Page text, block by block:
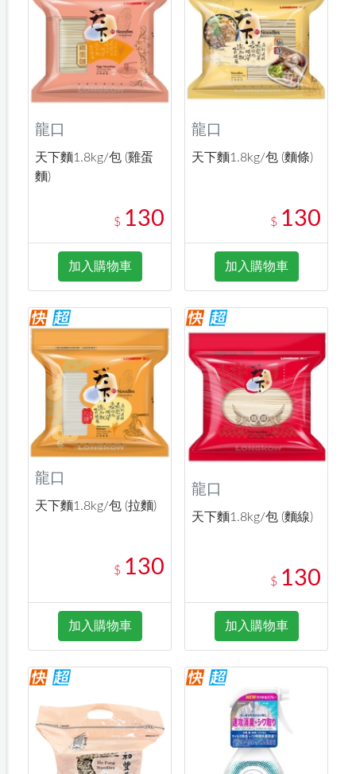
龍口
天下麵1.8kg/包 (雞蛋
麵)
$ 130
加入購物車
龍口
天下麵1.8kg/包 (麵條)
$ 130
加入購物車
龍口
天下麵1.8kg/包 (拉麵)
$ 130
加入購物車
龍口
天下麵1.8kg/包 (麵線)
$ 130
加入購物車